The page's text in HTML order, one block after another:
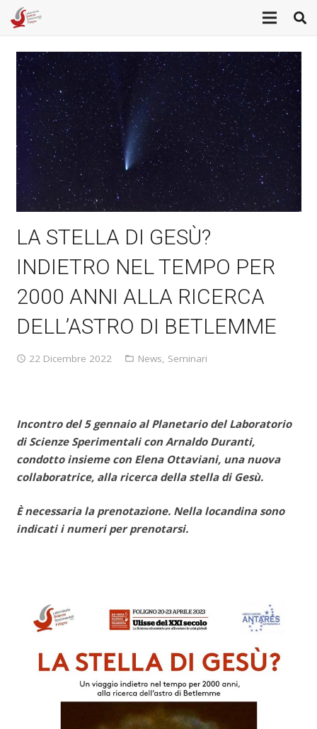
LA STELLA DI GESÙ?
INDIETRO NEL TEMPO PER
2000 ANNI ALLA RICERCA
DELL’ASTRO DI BETLEMME
22 Dicembre 2022 News, Seminari
Incontro del 5 gennaio al Planetario del Laboratorio
di Scienze Sperimentali con Arnaldo Duranti,
condotto insieme con Elena Ottaviani, una nuova
collaboratrice, alla ricerca della stella di Gesù.
È necessaria la prenotazione. Nella locandina sono
indicati i numeri per prenotarsi.